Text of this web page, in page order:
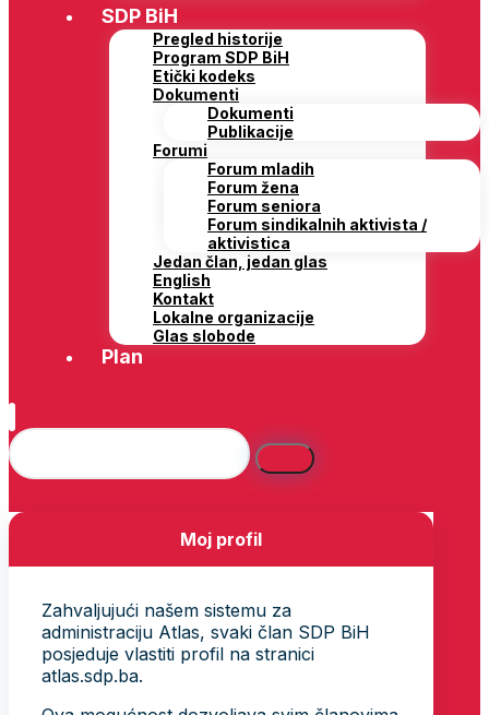
SDP BiH
Pregled historije
Program SDP BiH
Etički kodeks
Dokumenti
Dokumenti
Publikacije
Forumi
Forum mladih
Forum žena
Forum seniora
Forum sindikalnih aktivista /
aktivistica
Jedan član, jedan glas
English
Kontakt
Lokalne organizacije
Glas slobode
Plan
Moj profil
Zahvaljujući našem sistemu za
administraciju Atlas, svaki član SDP BiH
posjeduje vlastiti profil na stranici
atlas.sdp.ba.